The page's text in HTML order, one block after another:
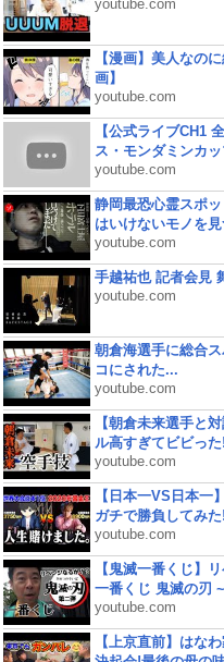
youtube.com
【漫画】美人なの
画】
youtube.com
【公式ライブCH1
ス・モンダミンカ
youtube.com
静岡最恐心霊スポ
はいけないモノを
youtube.com
手越祐也 記者会見
youtube.com
朝倉海選手に総合
コにされた...
youtube.com
【朝倉未来選手と
ル高すぎてビビった
youtube.com
【日本一VS日本一
ガチで勝負してみ
youtube.com
【鬼滅一番くじ】
一番くじ 鬼滅の刃
youtube.com
【上京直前】はな